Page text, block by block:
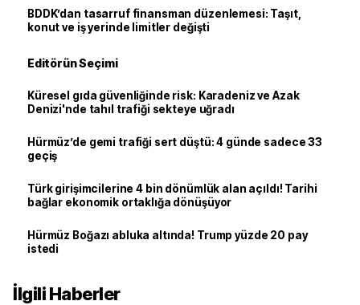
BDDK’dan tasarruf finansman düzenlemesi: Taşıt,
konut ve iş yerinde limitler değişti
Editörün Seçimi
Küresel gıda güvenliğinde risk: Karadeniz ve Azak
Denizi'nde tahıl trafiği sekteye uğradı
Hürmüz’de gemi trafiği sert düştü: 4 günde sadece 33
geçiş
Türk girişimcilerine 4 bin dönümlük alan açıldı! Tarihi
bağlar ekonomik ortaklığa dönüşüyor
Hürmüz Boğazı abluka altında! Trump yüzde 20 pay
istedi
İlgili Haberler